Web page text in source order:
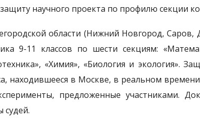
научного проекта по профилю секции
области (Нижний Новгород,
9-11 классов по шести секциям:
«Химия», «Биология и экология».
находившееся в Москве, в реальном
предложенные участниками.
судей.